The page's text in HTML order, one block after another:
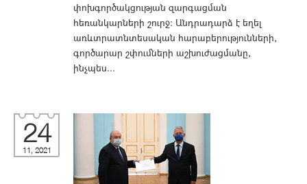
փոխգործակցության զարգացման
հեռանկարների շուրջ: Անդրադարձ է եղել
առևտրատնտեսական հարաբերությունների,
գործարար շփումների աշխուժացմանը,
ինչպես...
24
11, 2021